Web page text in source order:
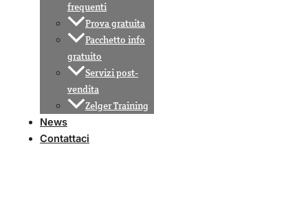
frequenti
Prova gratuita
Pacchetto info
gratuito
Servizi post-
vendita
Zelger Training
News
Contattaci